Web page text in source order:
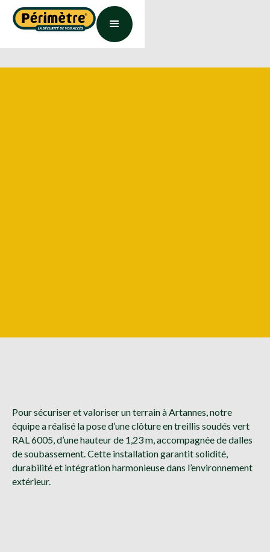
Pour sécuriser et valoriser un terrain à Artannes, notre
équipe a réalisé la pose d’une clôture en treillis soudés vert
RAL 6005, d’une hauteur de 1,23 m, accompagnée de dalles
de soubassement. Cette installation garantit solidité,
durabilité et intégration harmonieuse dans l’environnement
extérieur.